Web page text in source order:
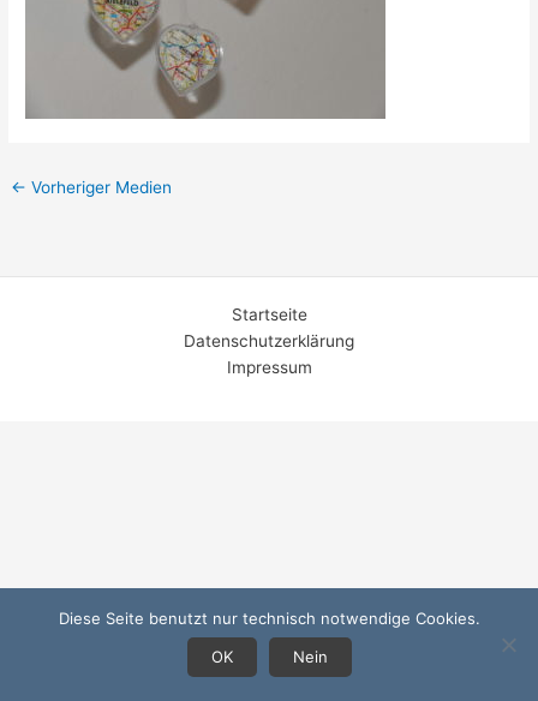
← Vorheriger Medien
Startseite
Datenschutzerklärung
Impressum
Diese Seite benutzt nur technisch notwendige Cookies.
OK
Nein